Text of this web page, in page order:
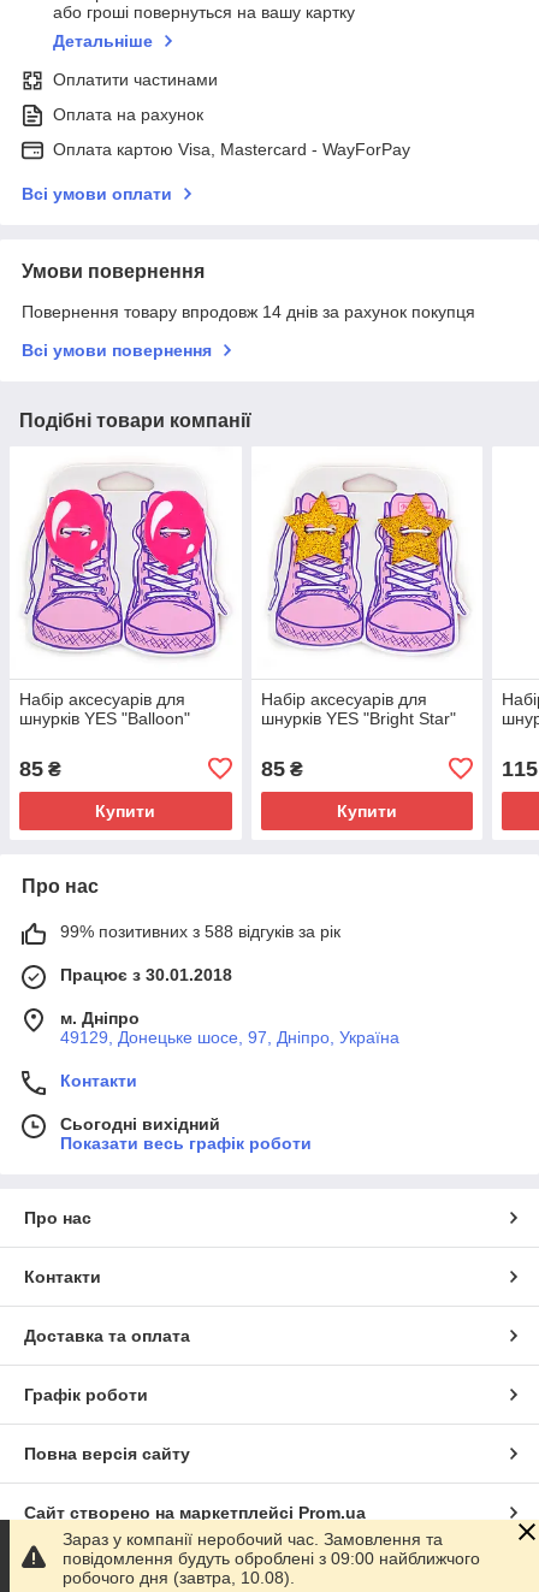
або гроші повернуться на вашу картку
Детальніше
Оплатити частинами
Оплата на рахунок
Оплата картою Visa, Mastercard - WayForPay
Всі умови оплати
Умови повернення
Повернення товару впродовж 14 днів за рахунок покупця
Всі умови повернення
Подібні товари компанії
Набір аксесуарів для
шнурків YES "Balloon"
85 ₴
Купити
Набір аксесуарів для
шнурків YES "Bright Star"
85₴
Купити
115
Про нас
99% позитивних з 588 відгуків за рік
Працює з 30.01.2018
м. Дніпро
49129, Донецьке шосе, 97, Дніпро, Україна
Контакти
Сьогодні вихідний
Показати весь графік роботи
Про нас
Контакти
Доставка та оплата
Графік роботи
Повна версія сайту
Сайт створено на маркетплейсі Prom.ua
Політика конфіденційності
Зараз у компанії неробочий час. Замовлення та
повідомлення будуть оброблені з 09:00 найближчого
робочого дня (завтра, 10.08).